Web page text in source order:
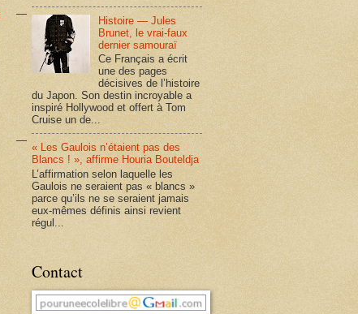
Histoire — Jules
Brunet, le vrai-faux
dernier samouraï
Ce Français a écrit
une des pages
décisives de l’histoire
du Japon. Son destin incroyable a
inspiré Hollywood et offert à Tom
Cruise un de...
« Les Gaulois n’étaient pas des
Blancs ! », affirme Houria Bouteldja
L’affirmation selon laquelle les
Gaulois ne seraient pas « blancs »
parce qu’ils ne se seraient jamais
eux-mêmes définis ainsi revient
régul...
Contact